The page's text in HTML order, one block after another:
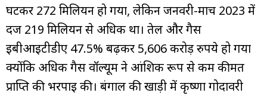
घटकर 272 मिलियन हो गया, लेकिन जनवरी-मार्च 2023 में
दर्ज 219 मिलियन से अधिक था। तेल और गैस
ईबीआईटीडीए 47.5% बढ़कर 5,606 करोड़ रुपये हो गया
क्योंकि अधिक गैस वॉल्यूम ने आंशिक रूप से कम कीमत
प्राप्ति की भरपाई की। बंगाल की खाड़ी में कृष्णा गोदावरी